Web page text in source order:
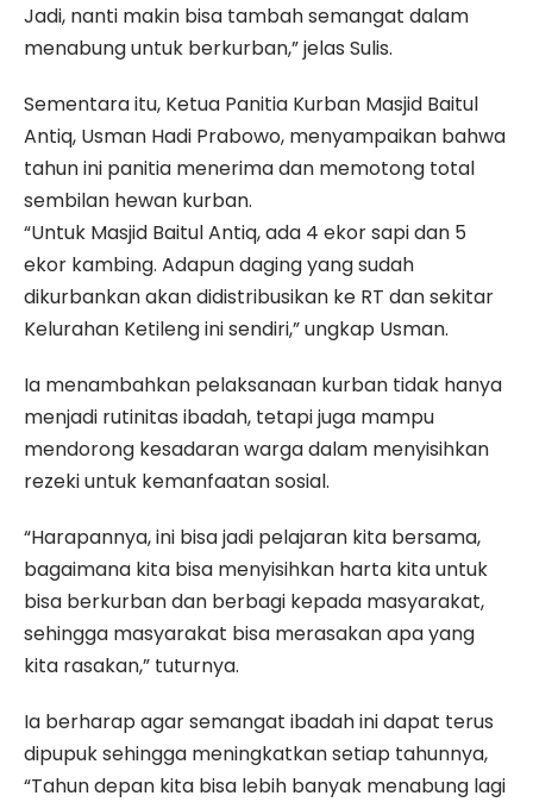
Jadi, nanti makin bisa tambah semangat dalam
menabung untuk berkurban,” jelas Sulis.
Sementara itu, Ketua Panitia Kurban Masjid Baitul
Antiq, Usman Hadi Prabowo, menyampaikan bahwa
tahun ini panitia menerima dan memotong total
sembilan hewan kurban.
“Untuk Masjid Baitul Antiq, ada 4 ekor sapi dan 5
ekor kambing. Adapun daging yang sudah
dikurbankan akan didistribusikan ke RT dan sekitar
Kelurahan Ketileng ini sendiri,” ungkap Usman.
Ia menambahkan pelaksanaan kurban tidak hanya
menjadi rutinitas ibadah, tetapi juga mampu
mendorong kesadaran warga dalam menyisihkan
rezeki untuk kemanfaatan sosial.
“Harapannya, ini bisa jadi pelajaran kita bersama,
bagaimana kita bisa menyisihkan harta kita untuk
bisa berkurban dan berbagi kepada masyarakat,
sehingga masyarakat bisa merasakan apa yang
kita rasakan,” tuturnya.
Ia berharap agar semangat ibadah ini dapat terus
dipupuk sehingga meningkatkan setiap tahunnya,
“Tahun depan kita bisa lebih banyak menabung lagi